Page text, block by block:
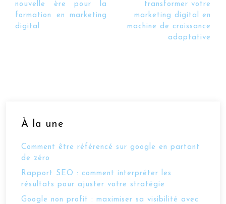
nouvelle ère pour la
formation en marketing
digital
transformer votre
marketing digital en
machine de croissance
adaptative
À la une
Comment être référencé sur google en partant
de zéro
Rapport SEO : comment interpréter les
résultats pour ajuster votre stratégie
Google non profit : maximiser sa visibilité avec